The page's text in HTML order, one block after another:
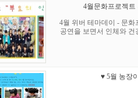
4월문화프로젝트
4월 위버 테마데이 - 문
공연을 보면서 인체와
♥ 5월 농장